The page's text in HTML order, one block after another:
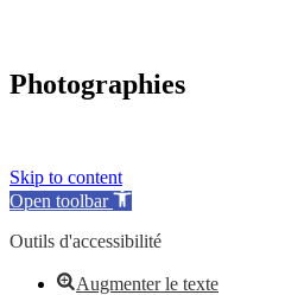
Photographies
Skip to content
Open toolbar
Outils d'accessibilité
Augmenter le texte